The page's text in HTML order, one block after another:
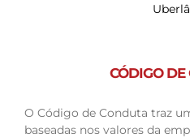
CÓDIGO DE
O Código de Conduta traz
baseadas nos valores da